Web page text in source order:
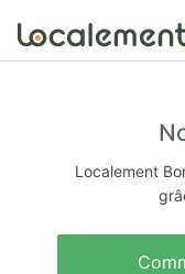
Localement